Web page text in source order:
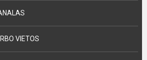
VIETOS